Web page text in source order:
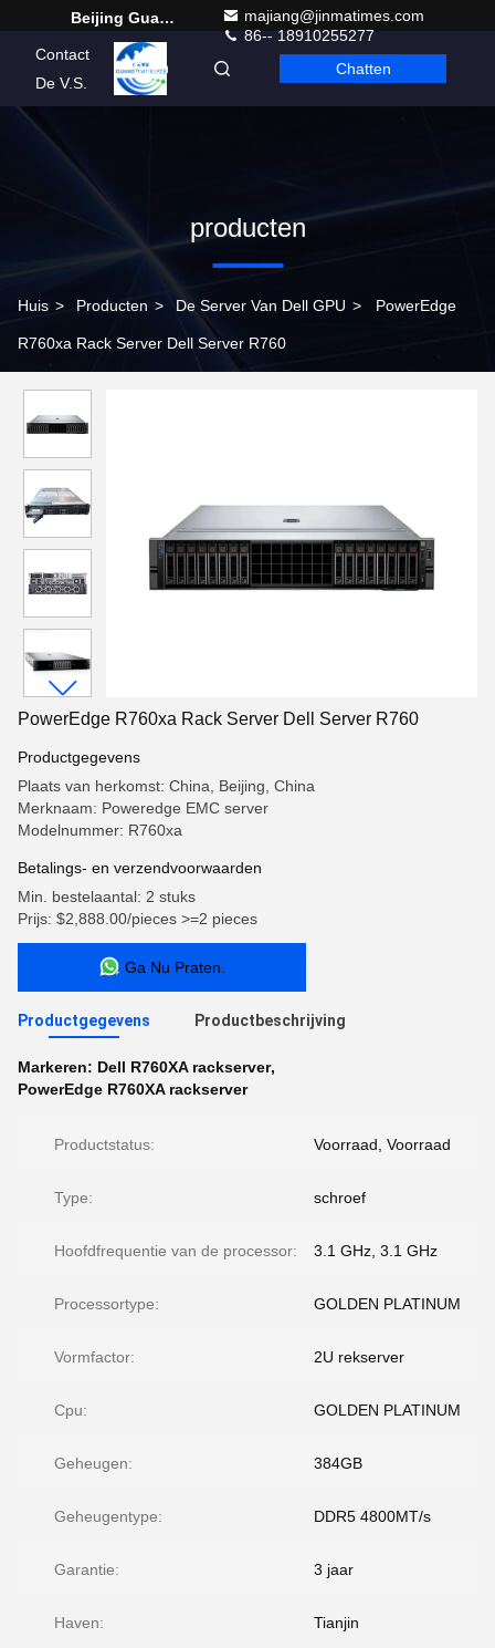
Beijing Guangtian Runze Technology Co., Ltd.
majiang@jinmatimes.com
86-- 18910255277
Contact
De V.S.
Dutch Chatten
producten
Huis > Producten > De Server Van Dell GPU > PowerEdge
R760xa Rack Server Dell Server R760
PowerEdge R760xa Rack Server Dell Server R760
Productgegevens
Plaats van herkomst: China, Beijing, China
Merknaam: Poweredge EMC server
Modelnummer: R760xa
Betalings- en verzendvoorwaarden
Min. bestelaantal: 2 stuks
Prijs: $2,888.00/pieces >=2 pieces
Ga Nu Praten.
Productgegevens Productbeschrijving
Markeren: Dell R760XA rackserver,
PowerEdge R760XA rackserver
Productstatus: Voorraad, Voorraad
Type: schroef
Hoofdfrequentie van de processor: 3.1 GHz, 3.1 GHz
Processortype: GOLDEN PLATINUM
Vormfactor: 2U rekserver
Cpu: GOLDEN PLATINUM
Geheugen: 384GB
Geheugentype: DDR5 4800MT/s
Garantie: 3 jaar
Haven: Tianjin